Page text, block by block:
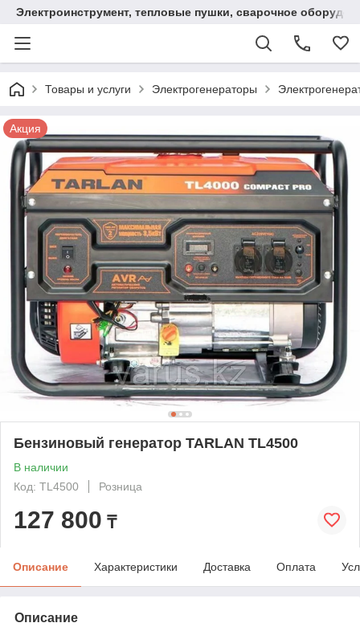
Электроинструмент, тепловые пушки, сварочное
Товары и услуги Электрогенераторы
Акция
Бензиновый генератор TARLAN TL4500
В наличии
Код: TL4500
Розница
127 800 ₸
Описание Характеристики Доставка Оплата
Описание